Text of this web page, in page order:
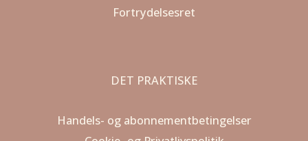
Fortrydelsesret
DET PRAKTISKE
Handels- og abonnementbetingelser